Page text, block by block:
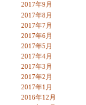
2017年9月
2017年8月
2017年7月
2017年6月
2017年5月
2017年4月
2017年3月
2017年2月
2017年1月
2016年12月